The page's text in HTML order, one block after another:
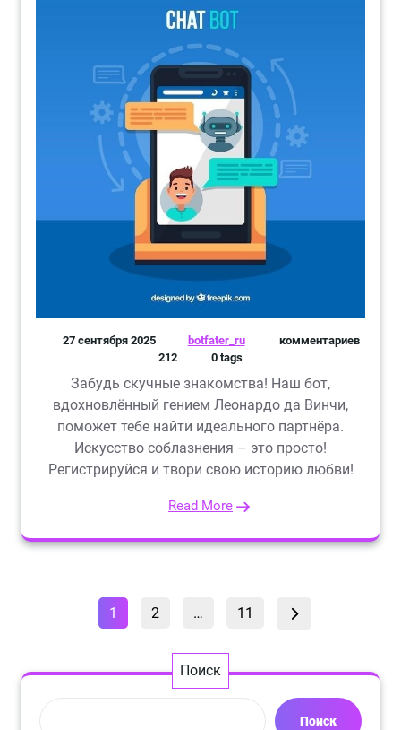
27 сентября 2025 botfater_ru
комментариев
212
0 tags
Забудь скучные знакомства! Наш бот,
вдохновлённый гением Леонардо да Винчи,
поможет тебе найти идеального партнёра.
Искусство соблазнения – это просто!
Регистрируйся и твори свою историю любви!
Read More
Пагинация
Страница
1 Страница
2 … Страница
11
Поиск
Поиск